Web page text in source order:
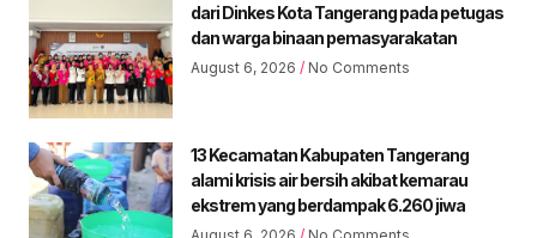
dari Dinkes Kota Tangerang pada petugas
dan warga binaan pemasyarakatan
August 6, 2026 No Comments
13 Kecamatan Kabupaten Tangerang
alami krisis air bersih akibat kemarau
ekstrem yang berdampak 6.260 jiwa